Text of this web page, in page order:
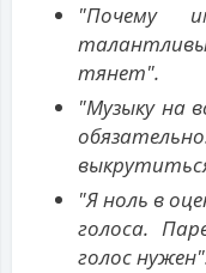
"Почему
тянет".
"Музыку на
"Я ноль в
голоса.
голос